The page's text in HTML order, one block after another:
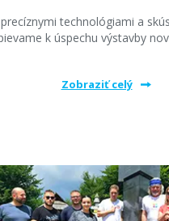
precíznymi technológiami a
k úspechu výstavby
Zobraziť celý